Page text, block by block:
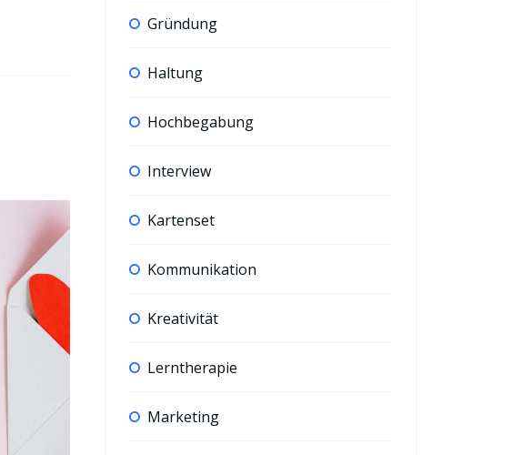
Gründung
Haltung
Hochbegabung
Interview
Kartenset
Kommunikation
Kreativität
Lerntherapie
Marketing